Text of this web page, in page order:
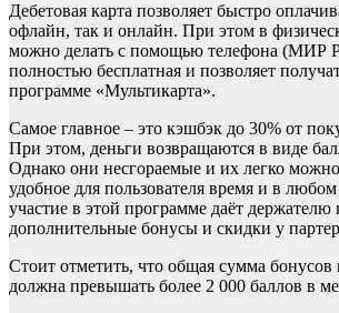
Дебетовая карта позволяет быстро
офлайн, так и онлайн. При этом в
можно делать с помощью телефона (МИР
полностью бесплатная и позволяет
программе «Мультикарта».
Самое главное – это кэшбэк до 30% от
При этом, деньги возвращаются в виде
Однако они несгораемые и их легко
удобное для пользователя время и в
участие в этой программе даёт держателю
дополнительные бонусы и скидки у
Стоит отметить, что общая сумма бонусов
должна превышать более 2 000 баллов в